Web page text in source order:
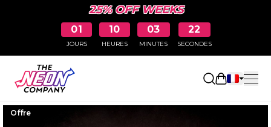
25% OFF WEEKS
01
JOURS
10
HEURES
03
MINUTES
21
SECONDES
Ouvrir le
Offre